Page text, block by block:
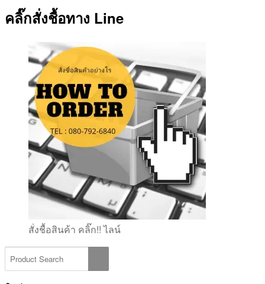
คลิ๊กสั่งชื้อทาง Line
สั่งชื้อสินค้า คลิ๊ก!! ไลน์